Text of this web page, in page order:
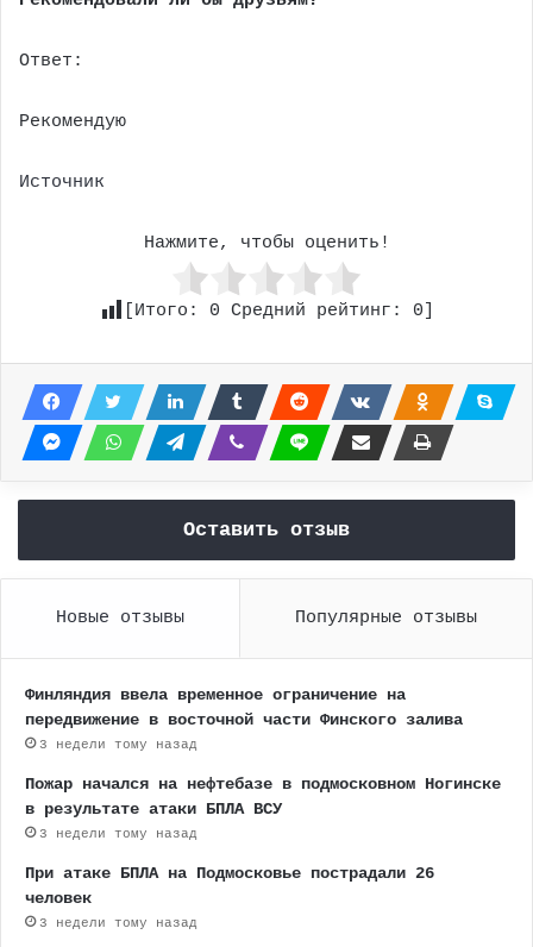
Ответ:
Рекомендую
Источник
Нажмите, чтобы оценить!
[Итого: 0 Средний рейтинг: 0
Оставить отзыв
Новые отзывы Популярные отзывы
Финляндия ввела временное ограничение на
передвижение в восточной части Финского залива
3 недели тому назад
Пожар начался на нефтебазе в подмосковном Ногинске
в результате атаки БПЛА ВСУ
3 недели тому назад
При атаке БПЛА на Подмосковье пострадали 26
человек
3 недели тому назад